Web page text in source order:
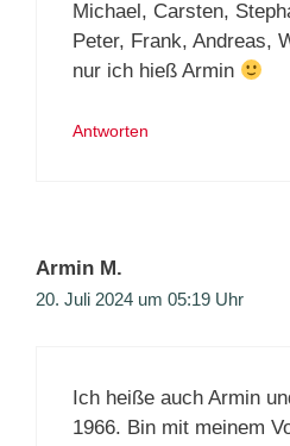
Michael, Carsten,
Peter, Frank, Andreas,
nur ich hieß Armin
Antworten
Armin M.
20. Juli 2024 um 05:19 Uhr
Ich heiße auch Armin
1966. Bin mit meinem